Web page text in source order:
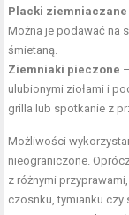
Placki ziemniaczane
Można je podawać na
śmietaną.
Ziemniaki pieczone
ulubionymi ziołami i
grilla lub spotkanie z
Możliwości
nieograniczone.
z różnymi
czosnku, tymianku czy